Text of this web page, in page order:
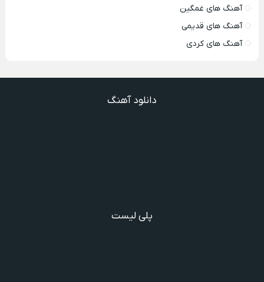
آهنگ های غمگین
آهنگ های قدیمی
آهنگ های کردی
دانلود آهنگ
پلی لیست